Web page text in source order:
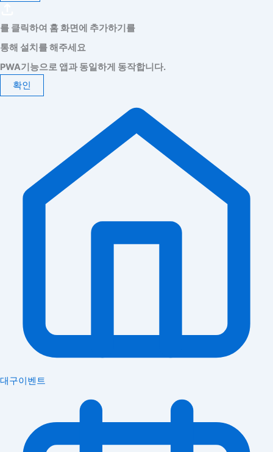
를 클릭하여 홈 화면에 추가하기를
통해 설치를 해주세요
PWA기능으로 앱과 동일하게 동작합니다.
확인
대구이벤트